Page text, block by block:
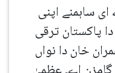
ساہمنے اپنی
پاکستان ترقی
خان دا نواں